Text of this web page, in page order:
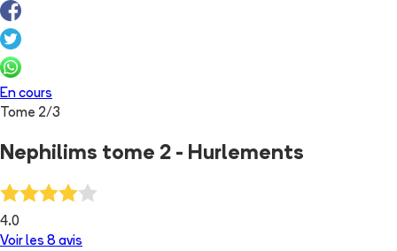
En cours
Tome 2/3
Nephilims tome 2 - Hurlements
4.0
Voir les 8 avis